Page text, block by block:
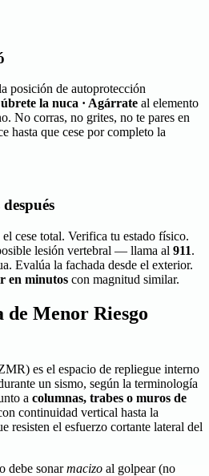
posición de autoprotección
la nuca · Agárrate al elemento
No corras, no grites, no te pares en
hasta que cese por completo la
cese total. Verifica tu estado físico.
lesión vertebral — llama al 911.
Evalúa la fachada desde el exterior.
en minutos con magnitud similar.
de Menor Riesgo
es el espacio de repliegue interno
un sismo, según la terminología
a columnas, trabes o muros de
continuidad vertical hasta la
resisten el esfuerzo cortante lateral del
debe sonarmacizo al golpear (no